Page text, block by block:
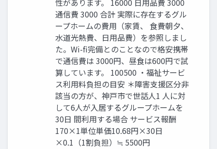
性があります。 16000 日用品費 3000
通信費 3000 合計 実際に存在するグル
ープホームの費用（家賃、 食費朝夕、
水道光熱費、日用品費）を参照しまし
た。Wi-fi完備とのことなので格安携帯
で通信費は 3000円、昼食は600円で試
算しています。 100500 ・福祉サービ
ス利用料負担の目安 ＊障害支援区分非
該当の方が、神戸市で世話人1 人に対
して6人が入居するグループホームを
30日 間利用する場合 サービス報酬
170×1単位単価10.68円×30日
×0.1（1割負担）≒ 5500円